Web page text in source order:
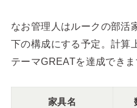
なお管理人はルークの部活
下の構成にする予定。計算
テーマGREATを達成できま
家具名